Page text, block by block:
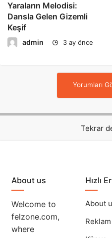
Yaraların Melodisi:
Dansla Gelen Gizemli
Keşif
admin 3 ay önce
Yorumları
Tekrar
About us
Welcome to
felzone.com,
where
Hızlı
About
Reklam